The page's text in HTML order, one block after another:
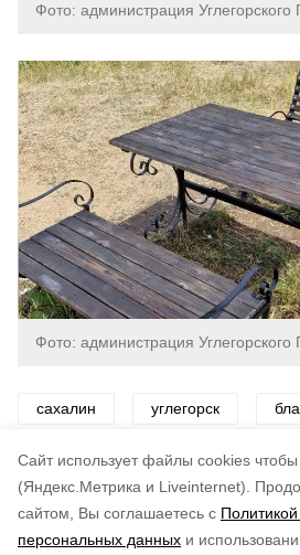
Cайт использует файлы cookies чтобы
(Яндекс.Метрика и Liveinternet).
сайтом, Вы соглашаетесь с
персональных данных и
Подписывайтесь
канал
Фото: администрация Углегорского
Фото: администрация Углегорского
сахалин углегорск
уборка